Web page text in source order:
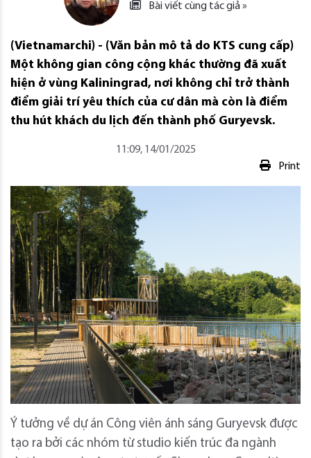
Bài viết cùng tác giả »
(Vietnamarchi) - (Văn bản mô tả do KTS cung cấp)
Một không gian công cộng khác thường đã xuất
hiện ở vùng Kaliningrad, nơi không chỉ trở thành
điểm giải trí yêu thích của cư dân mà còn là điểm
thu hút khách du lịch đến thành phố Guryevsk.
11:09, 14/01/2025
Print
Ý tưởng về dự án Công viên ánh sáng Guryevsk được
tạo ra bởi các nhóm từ studio kiến ​​trúc đa ngành